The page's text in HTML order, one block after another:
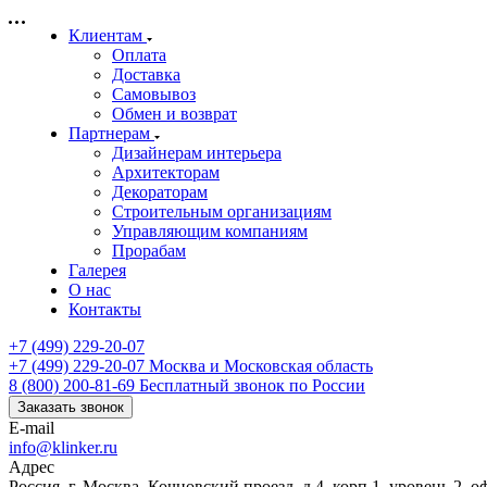
Клиентам
Оплата
Доставка
Самовывоз
Обмен и возврат
Партнерам
Дизайнерам интерьера
Архитекторам
Декораторам
Строительным организациям
Управляющим компаниям
Прорабам
Галерея
О нас
Контакты
+7 (499) 229-20-07
+7 (499) 229-20-07 Москва и Московская область
8 (800) 200-81-69 Бесплатный звонок по России
Заказать звонок
E-mail
info@klinker.ru
Адрес